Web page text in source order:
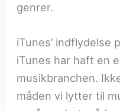
genrer.
iTunes’ indflydelse
iTunes har haft en
musikbranchen.
måden vi lytter til